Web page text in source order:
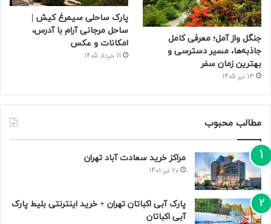
جنگل واز آمل؛ معرفی کامل
جاذبه‌ها، مسیر دسترسی و
بهترین زمان سفر
13 تیر 1405
پارک ساحلی سیمرغ کیش |
ساحل مرجانی آرام با آدرس،
امکانات و عکس
11 خرداد 1405
مطالب محبوب
مراکز خرید سعادت‌ آباد تهران
20 تیر 1401
پارک آبی اکباتان تهران + خرید اینترنتی بلیط پارک
آبی اکباتان